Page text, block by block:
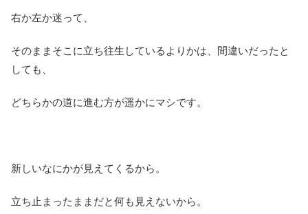
右か左か迷って、
そのままそこに立ち往生しているよりかは、間違いだったと
しても、
どちらかの道に進む方が遥かにマシです。
新しいなにかが見えてくるから。
立ち止まったままだと何も見えないから。